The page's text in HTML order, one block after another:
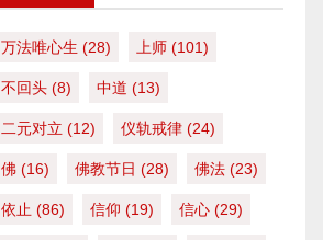
万法唯心生 (28) 上师 (101)
不回头 (8) 中道 (13)
二元对立 (12) 仪轨戒律 (24)
佛 (16) 佛教节日 (28) 佛法 (23)
依止 (86) 信仰 (19) 信心 (29)